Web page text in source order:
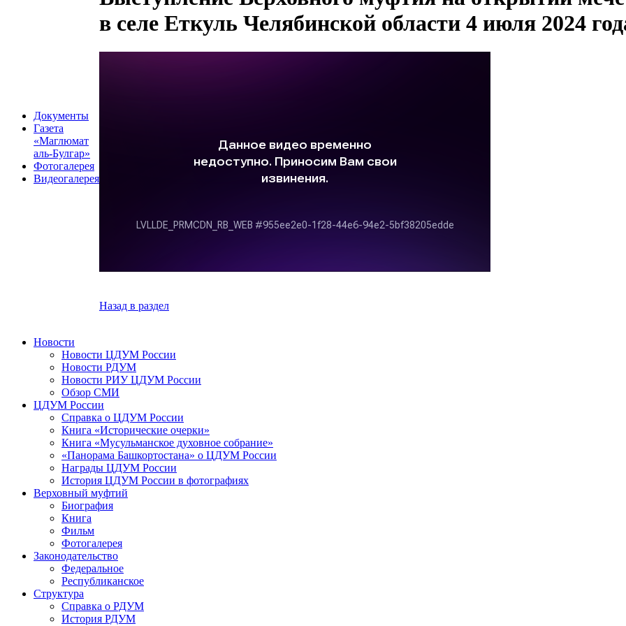
Документы
Газета
«Маглюмат
аль-Булгар»
Фотогалерея
Видеогалерея
в селе Еткуль Челябинской области 4 июля 2024
Назад в раздел
Новости
Новости ЦДУМ России
Новости РДУМ
Новости РИУ ЦДУМ России
Обзор СМИ
ЦДУМ России
Справка о ЦДУМ России
Книга «Исторические очерки»
Книга «Мусульманское духовное собрание»
«Панорама Башкортостана» о ЦДУМ России
Награды ЦДУМ России
История ЦДУМ России в фотографиях
Верховный муфтий
Биография
Книга
Фильм
Фотогалерея
Законодательство
Федеральное
Республиканское
Структура
Справка о РДУМ
История РДУМ